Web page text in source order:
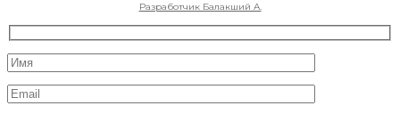
Разработчик Балакший А.